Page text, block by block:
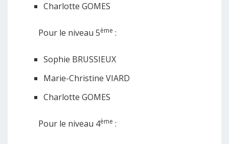
Charlotte GOMES
Pour le niveau 5ème :
Sophie BRUSSIEUX
Marie-Christine VIARD
Charlotte GOMES
Pour le niveau 4ème :